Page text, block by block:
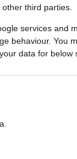
third parties.
services and
behaviour. You
data for below